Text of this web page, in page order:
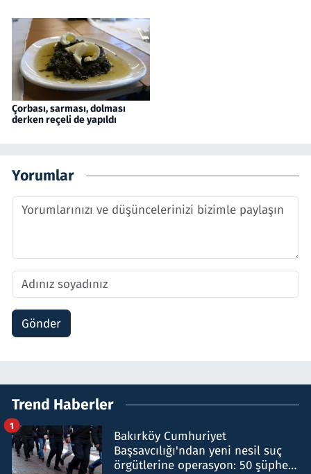
Çorbası, sarması, dolması
derken reçeli de yapıldı
Yorumlar
Gönder
Trend Haberler
Bakırköy Cumhuriyet
Başsavcılığı'ndan yeni nesil suç
örgütlerine operasyon: 50 şüpheli
1